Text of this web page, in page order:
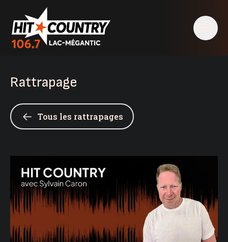
Rattrapage
Tous les rattrapages